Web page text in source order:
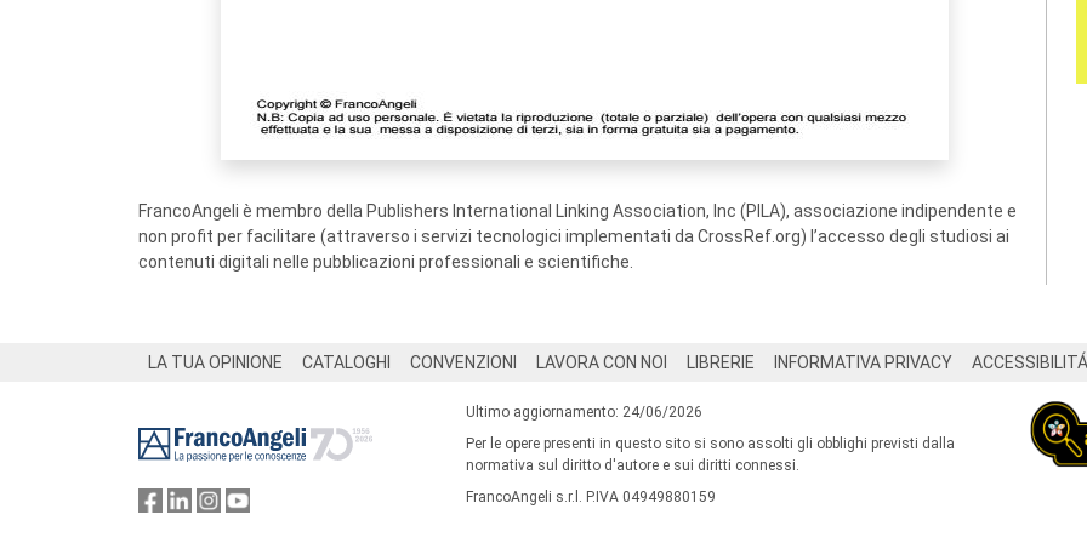
FrancoAngeli è membro della Publishers International Linking Association, Inc (PILA), associazione indipendente e
non profit per facilitare (attraverso i servizi tecnologici implementati da CrossRef.org) l’accesso degli studiosi ai
contenuti digitali nelle pubblicazioni professionali e scientifiche.
LA TUA OPINIONE CATALOGHI CONVENZIONI LAVORA CON NOI LIBRERIE INFORMATIVA PRIVACY ACCESSIBILITÁ
Ultimo aggiornamento: 24/06/2026
Per le opere presenti in questo sito si sono assolti gli obblighi previsti dalla
normativa sul diritto d'autore e sui diritti connessi.
FrancoAngeli s.r.l. P.IVA 04949880159